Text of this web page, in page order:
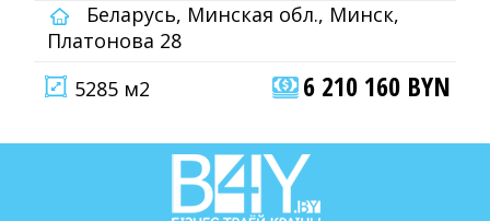
Беларусь, Минская обл., Минск,
Платонова 28
5285 м2
6 210 160 BYN